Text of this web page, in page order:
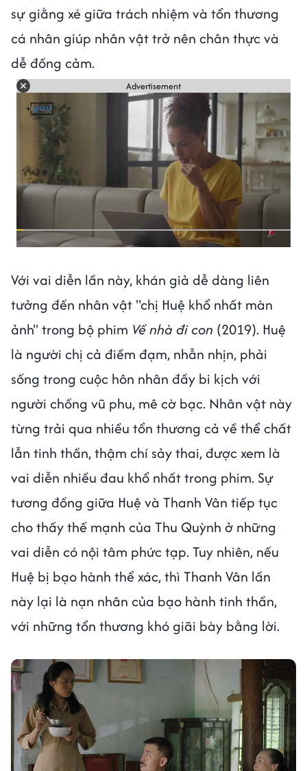
sự giằng xé giữa trách nhiệm và tổn thương
cá nhân giúp nhân vật trở nên chân thực và
dễ đồng cảm.
Advertisement
Với vai diễn lần này, khán giả dễ dàng liên
tưởng đến nhân vật "chị Huệ khổ nhất màn
ảnh" trong bộ phim Về nhà đi con (2019). Huệ
là người chị cả điềm đạm, nhẫn nhịn, phải
sống trong cuộc hôn nhân đầy bi kịch với
người chồng vũ phu, mê cờ bạc. Nhân vật này
từng trải qua nhiều tổn thương cả về thể chất
lẫn tinh thần, thậm chí sảy thai, được xem là
vai diễn nhiều đau khổ nhất trong phim. Sự
tương đồng giữa Huệ và Thanh Vân tiếp tục
cho thấy thế mạnh của Thu Quỳnh ở những
vai diễn có nội tâm phức tạp. Tuy nhiên, nếu
Huệ bị bạo hành thể xác, thì Thanh Vân lần
này lại là nạn nhân của bạo hành tinh thần,
với những tổn thương khó giãi bày bằng lời.